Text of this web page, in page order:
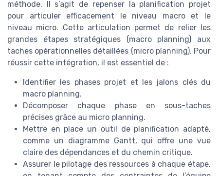
méthode. Il s’agit de repenser la planification projet
pour articuler efficacement le niveau macro et le
niveau micro. Cette articulation permet de relier les
grandes étapes stratégiques (macro planning) aux
taches opérationnelles détaillées (micro planning). Pour
réussir cette intégration, il est essentiel de :
Identifier les phases projet et les jalons clés du
macro planning.
Décomposer chaque phase en sous-taches
précises grâce au micro planning.
Mettre en place un outil de planification adapté,
comme un diagramme Gantt, qui offre une vue
claire des dépendances et du chemin critique.
Assurer le pilotage des ressources à chaque étape,